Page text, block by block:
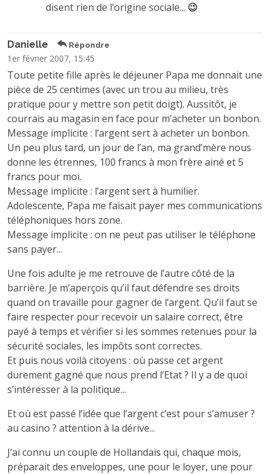
disent rien de l’origine sociale... 😉
Danielle Répondre
1er février 2007, 15:45
Toute petite fille après le déjeuner Papa me donnait une
pièce de 25 centimes (avec un trou au milieu, très
pratique pour y mettre son petit doigt). Aussitôt, je
courrais au magasin en face pour m’acheter un bonbon.
Message implicite : l’argent sert à acheter un bonbon.
Un peu plus tard, un jour de l’an, ma grand’mère nous
donne les étrennes, 100 francs à mon frère ainé et 5
francs pour moi.
Message implicite : l’argent sert à humilier.
Adolescente, Papa me faisait payer mes communications
téléphoniques hors zone.
Message implicite : on ne peut pas utiliser le téléphone
sans payer...
Une fois adulte je me retrouve de l’autre côté de la
barrière. Je m’aperçois qu’il faut défendre ses droits
quand on travaille pour gagner de l’argent. Qu’il faut se
faire respecter pour recevoir un salaire correct, être
payé à temps et vérifier si les sommes retenues pour la
sécurité sociales, les impôts sont correctes.
Et puis nous voilà citoyens : où passe cet argent
durement gagné que nous prend l’Etat ? Il y a de quoi
s’intéresser à la politique...
Et où est passé l’idée que l’argent c’est pour s’amuser ?
au casino ? attention à la dérive...
J’ai connu un couple de Hollandais qui, chaque mois,
préparait des enveloppes, une pour le loyer, une pour